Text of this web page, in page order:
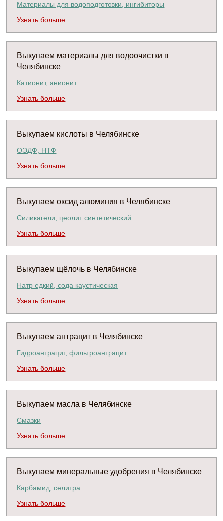
Материалы для водоподготовки, ингибиторы
Узнать больше
Выкупаем материалы для водоочистки в
Челябинске
Катионит, анионит
Узнать больше
Выкупаем кислоты в Челябинске
ОЭДФ, НТФ
Узнать больше
Выкупаем оксид алюминия в Челябинске
Силикагели, цеолит синтетический
Узнать больше
Выкупаем щёлочь в Челябинске
Натр едкий, сода каустическая
Узнать больше
Выкупаем антрацит в Челябинске
Гидроантрацит, фильтроантрацит
Узнать больше
Выкупаем масла в Челябинске
Смазки
Узнать больше
Выкупаем минеральные удобрения в Челябинске
Карбамид, селитра
Узнать больше